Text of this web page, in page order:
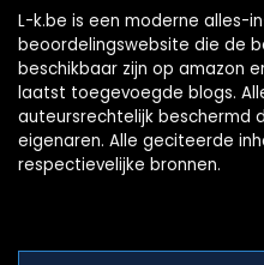
L-k.be is een moderne alles-
beoordelingswebsite die de
beschikbaar zijn op amazon
laatst toegevoegde blogs.
auteursrechtelijk beschermd
eigenaren. Alle geciteerde
respectievelijke bronnen.